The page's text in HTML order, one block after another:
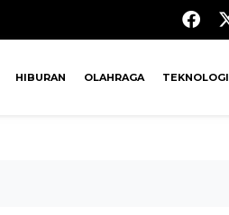
HIBURAN OLAHRAGA TEKNOLOGI